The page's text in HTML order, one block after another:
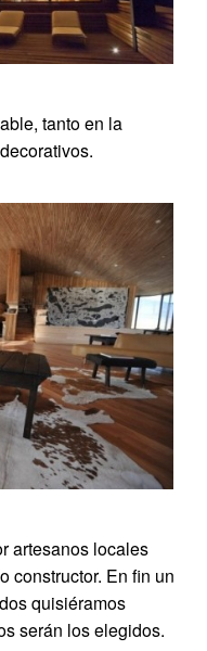
tanto en la
artesanos locales
constructor. En fin un
quisiéramos
serán los elegidos.